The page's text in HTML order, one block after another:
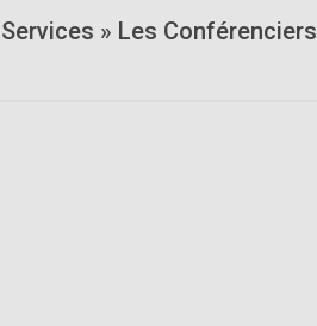
» Les Conférenciers